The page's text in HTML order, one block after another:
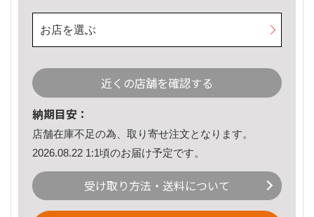
お店を選ぶ
近くの店舗を確認する
納期目安：
店舗在庫不足の為、取り寄せ注文となります。
2026.08.22 1:1頃のお届け予定です。
受け取り方法・送料について